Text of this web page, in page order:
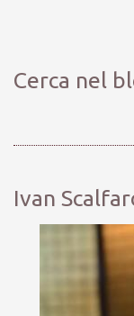
Cerca nel
Ivan